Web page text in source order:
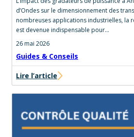
d’Ondes sur le dimensionnement des
nombreuses applications industrielles, la
est devenue indispensable pour…
26 mai 2026
Guides & Conseils
Lire l’article